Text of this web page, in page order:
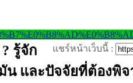
แชร์หน้าเว็บนี้ :
รู้จัก
น และปัจจัยที่ต้องพิ